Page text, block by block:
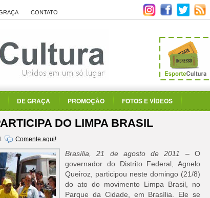
CONTATO
DE GRAÇA PROMOÇÃO FOTOS E VÍDEOS
DO LIMPA BRASIL
Comente aqui!
Brasília, 21 de agosto de 2011
– O
governador do Distrito Federal, Agnelo
Queiroz, participou neste domingo (21/8)
do ato do movimento Limpa Brasil, no
Parque da Cidade, em Brasília. Ele se